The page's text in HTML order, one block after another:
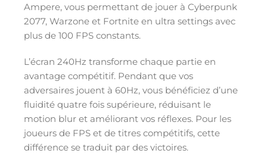
Ampere, vous permettant de jouer à Cyberpunk
2077, Warzone et Fortnite en ultra settings avec
plus de 100 FPS constants.
L’écran 240Hz transforme chaque partie en
avantage compétitif. Pendant que vos
adversaires jouent à 60Hz, vous bénéficiez d’une
fluidité quatre fois supérieure, réduisant le
motion blur et améliorant vos réflexes. Pour les
joueurs de FPS et de titres compétitifs, cette
différence se traduit par des victoires.